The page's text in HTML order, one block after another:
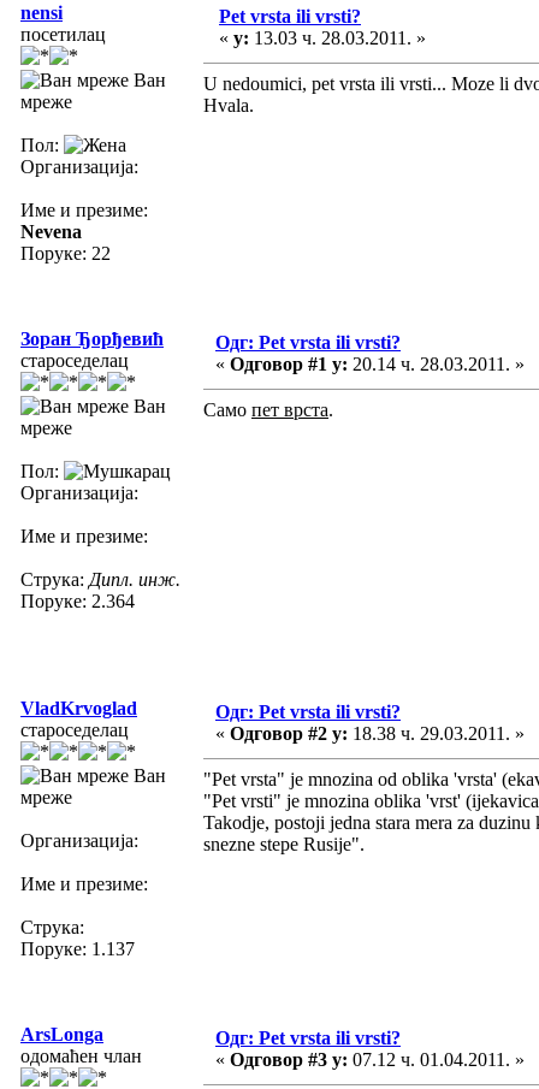
nensi
посетилац
Ван
мреже
Пол:
Организација:
Име и презиме:
Nevena
Поруке: 22
Pet vrsta ili vrsti?
« у: 13.03 ч. 28.03.2011. »
U nedoumici, pet vrsta ili vrsti... Moze li
Hvala.
Зоран Ђорђевић
староседелац
Ван
мреже
Пол:
Организација:
Име и презиме:
Струка: Дипл. инж.
Поруке: 2.364
Одг: Pet vrsta ili vrsti?
« Одговор #1 у: 20.14 ч. 28.03.2011. »
Само пет врста.
VladKrvoglad
староседелац
Ван
мреже
Организација:
Име и презиме:
Струка:
Поруке: 1.137
Одг: Pet vrsta ili vrsti?
« Одговор #2 у: 18.38 ч. 29.03.2011. »
"Pet vrsta" je mnozina od oblika 'vrsta'
"Pet vrsti" je mnozina oblika 'vrst'
Takodje, postoji jedna stara mera za
snezne stepe Rusije".
ArsLonga
одомаћен члан
Одг: Pet vrsta ili vrsti?
« Одговор #3 у: 07.12 ч. 01.04.2011. »